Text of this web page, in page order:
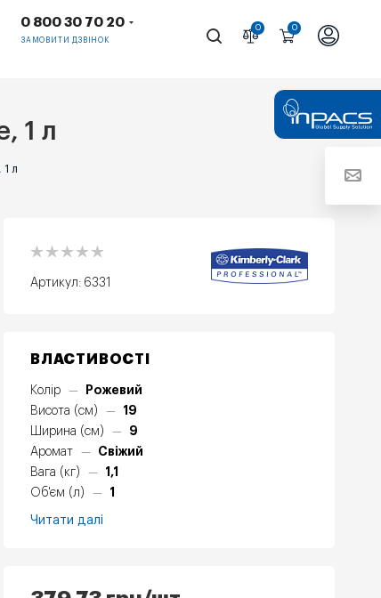
0 0
0 800 30 70 20
ЗАМОВИТИ ДЗВІНОК
1 л
л
Артикул: 6331
ВЛАСТИВОСТІ
Колір —
Рожевий
Висота (см)
—
19
Ширина (см)
—
9
Аромат
—
Свіжий
Вага (кг)
—
1,1
Об'єм (л)
— 1
Читати далі